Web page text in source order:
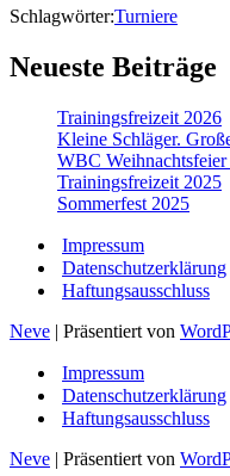
Schlagwörter:Turniere
Neueste Beiträge
Trainingsfreizeit 2026
Kleine Schläger.
WBC
Trainingsfreizeit 2025
Sommerfest 2025
Impressum
Datenschutzerklärung
Haftungsausschluss
Neve | Präsentiert von
Impressum
Datenschutzerklärung
Haftungsausschluss
Neve | Präsentiert von